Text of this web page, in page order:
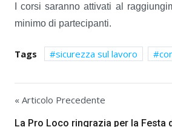
I corsi saranno attivati al
minimo di partecipanti.
Tags sicurezza sul lavoro
« Articolo Precedente
La Pro Loco ringrazia per la Festa